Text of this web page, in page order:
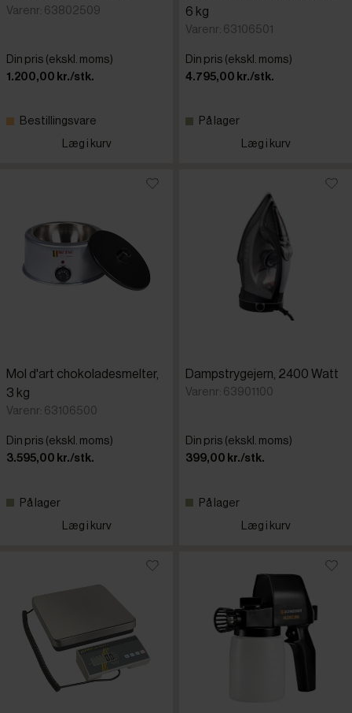
Varenr: 63802509
Din pris (ekskl. moms)
1.200,00 kr./stk.
Bestillingsvare
Læg i kurv
6 kg
Varenr: 63106501
Din pris (ekskl. moms)
4.795,00 kr./stk.
På lager
Læg i kurv
Mol d'art chokoladesmelter,
3 kg
Varenr: 63106500
Din pris (ekskl. moms)
3.595,00 kr./stk.
På lager
Læg i kurv
Dampstrygejern, 2400 Watt
Varenr: 63901100
Din pris (ekskl. moms)
399,00 kr./stk.
På lager
Læg i kurv